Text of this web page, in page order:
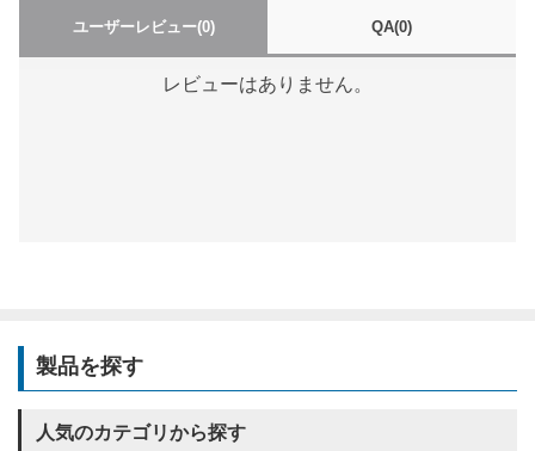
ユーザーレビュー(0) QA(0)
レビューはありません。
製品を探す
人気のカテゴリから探す